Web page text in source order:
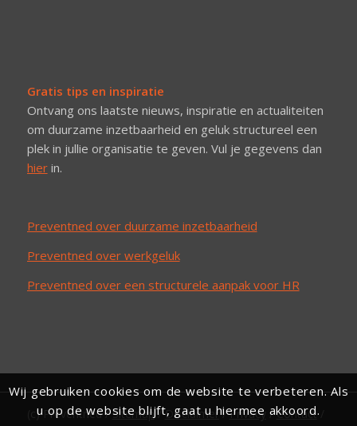
Gratis tips en inspiratie
Ontvang ons laatste nieuws, inspiratie en actualiteiten
om duurzame inzetbaarheid en geluk structureel een
plek in jullie organisatie te geven. Vul je gegevens dan
hierin.
Preventned over duurzame inzetbaarheid
Preventned over werkgeluk
Preventned over een structurele aanpak voor HR
(c) Preventned /Sitemap/Disclaimer/Privacy /Contact/
Wij gebruiken cookies om de website te verbeteren. Als
u op de website blijft, gaat u hiermee akkoord.